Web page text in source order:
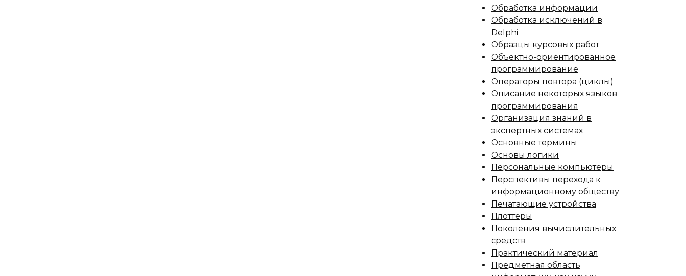
Обработка информации
Обработка исключений в
Delphi
Образцы курсовых работ
Объектно-ориентированное
программирование
Операторы повтора (циклы)
Описание некоторых языков
программирования
Организация знаний в
экспертных системах
Основные термины
Основы логики
Персональные компьютеры
Перспективы перехода к
информационному обществу
Печатающие устройства
Плоттеры
Поколения вычислительных
средств
Практический материал
Предметная область